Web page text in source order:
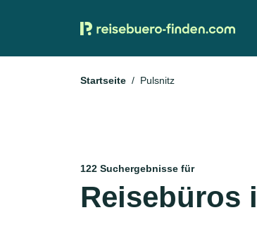
Startseite Pulsnitz
122 Suchergebnisse für
Reisebüros